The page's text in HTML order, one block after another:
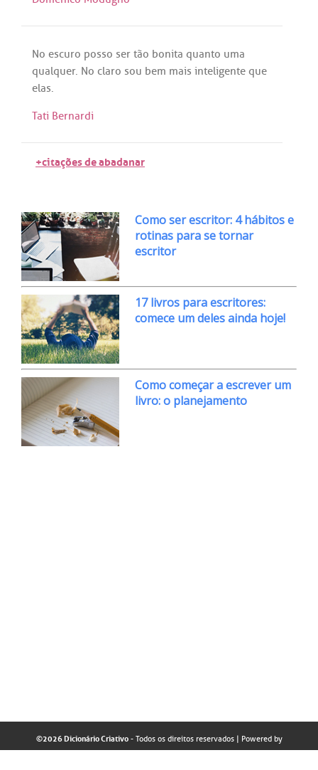
No escuro posso ser tão bonita quanto uma
qualquer. No claro sou bem mais inteligente que
elas.
Tati Bernardi
+citações de abadanar
Como ser escritor: 4 hábitos e
rotinas para se tornar
escritor
17 livros para escritores:
comece um deles ainda hoje!
Como começar a escrever um
livro: o planejamento
©2026 Dicionário Criativo- Todos os direitos reservados| Powered by